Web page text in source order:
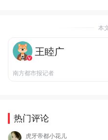
本
王睦广
南方都市报记者
热门评论
虎牙帝都小花儿